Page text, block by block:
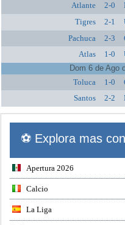
Atlante
2-0
Tigres
2-1
Pachuca
2-3
Atlas
1-0
Dom 6 de Ago
Toluca
1-0
Santos
2-2
⚽ Explora mas
Apertura 2026
Calcio
La Liga